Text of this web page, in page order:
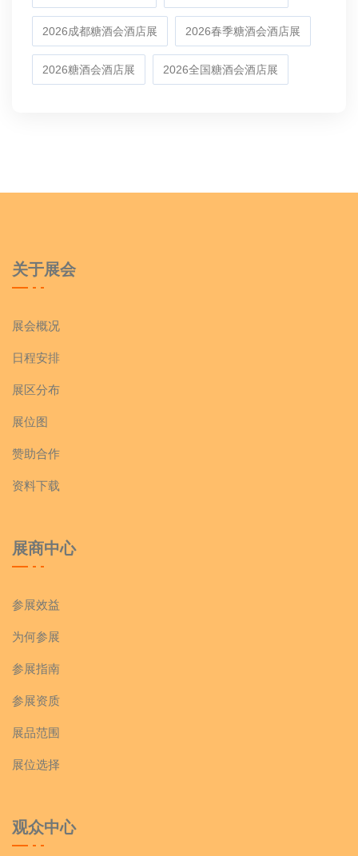
2026成都糖酒会酒店展 2026春季糖酒会酒店展
2026糖酒会酒店展 2026全国糖酒会酒店展
关于展会
展会概况
日程安排
展区分布
展位图
赞助合作
资料下载
展商中心
参展效益
为何参展
参展指南
参展资质
展品范围
展位选择
观众中心